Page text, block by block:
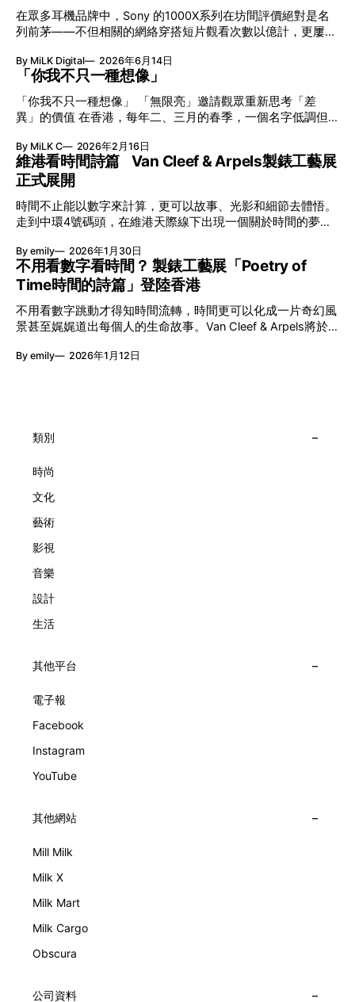
在眾多耳機品牌中，Sony 的1000X系列在坊間評價絕對是名
列前茅——不但相關的網絡穿搭短片觀看次數以億計，更屢獲
VGP 金獎，也是 Amazon 折扣日的大熱推介。
By MiLK Digital 2026年6月14日
「你我不只一種想像」
「你我不只一種想像」 「無限亮」邀請觀眾重新思考「差
異」的價值 在香港，每年二、三月的春季，一個名字低調但
節與香港賽馬會慈善信託基金聯合呈獻，以共融藝術為核心，
八年來不只是帶來無數來自世界各地的優秀節目，更致力於在
本地建立屬於香港的共融創作生態。今年更首度與本地兩大旗
艦藝團強強聯手打造兩部深具意義的作品《遊延》及《弦上光
影》，展開一場前所未有的藝術對話，擦下多元藝術下的流動
能量，全面開展一場無界限嘅藝術旅程。 第八屆「無限亮」
以「你我不只一種想像」為題，從共融角度重新思索「差異」
的價值。不同能力人士是社會多樣性的一部分。每人皆擁有
「不同」能力與特質，當我們一齊生活、一齊創作、互相啟
發，偏見與界線，也自然被藝術溶化。 「無限亮」2026精彩
節目包括: 2月27日至3月1日：帕拉管弦樂團《無邊狂想曲》/
音樂‧舞蹈 (開幕節目) 2月28日至3月1日：
By MiLK C 2026年2月16日
維港看時間詩篇 Van Cleef & Arpels製錶工藝展
正式展開
時間不止能以數字來計算，更可以故事、光影和細節去體悟。
走到中環4號碼頭，在維港天際線下出現一個關於時間的夢幻
覽。由即日至2月8日期間舉行，世家把一貫低調精緻的製錶語
言搬離傳統店舖，放進公共場域，讓時間不只是腕上的個人物
件，而是一場可以與他人一同經歷的詩意旅程。 在碼頭打開
「時間詩集」 走進展場尤如翻開一本時間詩集，藉由不同主
題呈現時間的無限想像。Van Cleef & Arpels的腕錶從來不是
由單純的機械與數字堆砌，更像是腕上的動人故事。 世家以
精湛的製錶技術與敘事美學為核心，讓每一枚腕錶都超越單純
報時的功能，而是把稍縱即逝的瞬間凝結成可以反覆閱讀的畫
子，以及訴說時間的珠寶。每個主題展區都有精美的佈置回應
By emily 2026年1月30日
不用看數字看時間？ 製錶工藝展「Poetry of
Time時間的詩篇」登陸香港
不用看數字跳動才得知時間流轉，時間更可以化成一片奇幻風
景甚至娓娓道出每個人的生命故事。Van Cleef & Arpels將於1
詩篇」展覽，邀請大家走進由愛情故事、詩意星象、迷人自然
大主題展區，彰顯世家的核心價值。2010年，Van Cleef &
級鐘錶大賞（Grand Prix d'Horlogerie de Genève）中獲獎的
擁而吻。雙逆跳機芯精準驅動這場機械浪漫，讓時間不再是抽
象概念，而是心跳的律動。 故事並未完結，2025年推出的
Lady Arpels Bal des Amoureux
By emily 2026年1月12日
類別
時尚
文化
藝術
影視
音樂
設計
生活
其他平台
電子報
Facebook
Instagram
YouTube
其他網站
Mill Milk
Milk X
Milk Mart
Milk Cargo
Obscura
公司資料